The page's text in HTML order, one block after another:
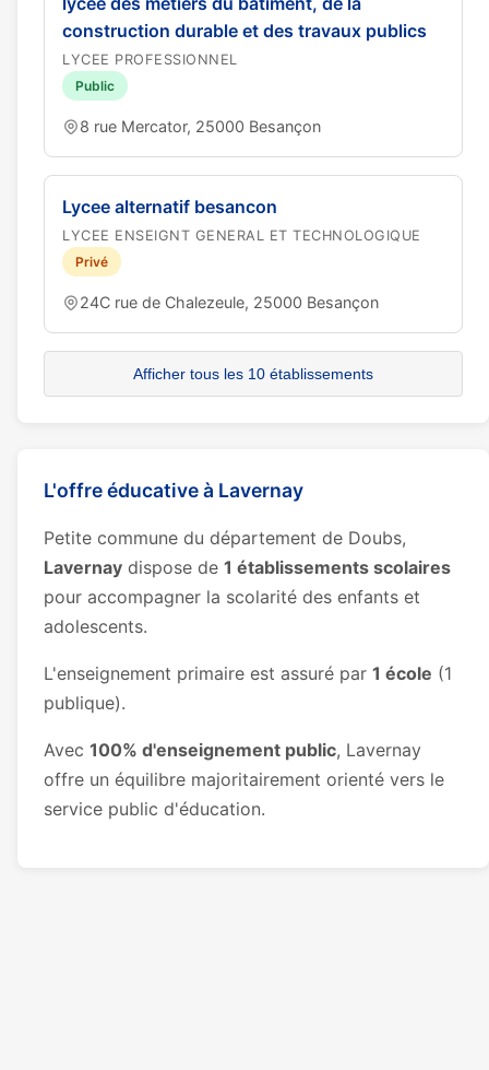
construction durable et des travaux publics
LYCEE PROFESSIONNEL
Public
8 rue Mercator, 25000 Besançon
Lycee alternatif besancon
LYCEE ENSEIGNT GENERAL ET TECHNOLOGIQUE
Privé
24C rue de Chalezeule, 25000 Besançon
Afficher tous les 10 établissements
L'offre éducative à Lavernay
Petite commune du département de Doubs,
Lavernay dispose de 1 établissements scolaires
pour accompagner la scolarité des enfants et
adolescents.
L'enseignement primaire est assuré par 1 école (1
publique).
Avec 100% d'enseignement public, Lavernay
offre un équilibre majoritairement orienté vers le
service public d'éducation.